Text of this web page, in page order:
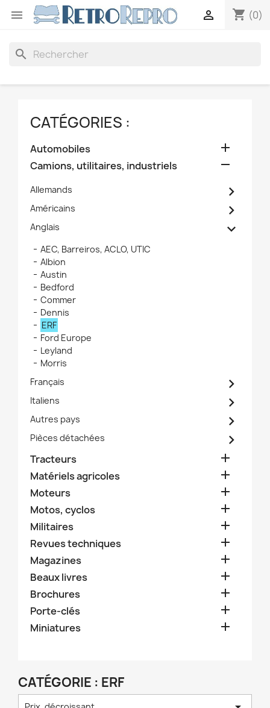
 shopping_cart (0)

search
CATÉGORIES :
Automobiles 
Camions, utilitaires, industriels 
Allemands 
Américains 
Anglais 
AEC, Barreiros, ACLO, UTIC
Albion
Austin
Bedford
Commer
Dennis
ERF
Ford Europe
Leyland
Morris
Français

Italiens 
Autres pays 
Pièces détachées 
Tracteurs 
Matériels agricoles 
Moteurs 
Motos, cyclos 
Militaires 
Revues techniques 
Magazines 
Beaux livres 
Brochures 
Porte-clés 
Miniatures 
CATÉGORIE : ERF